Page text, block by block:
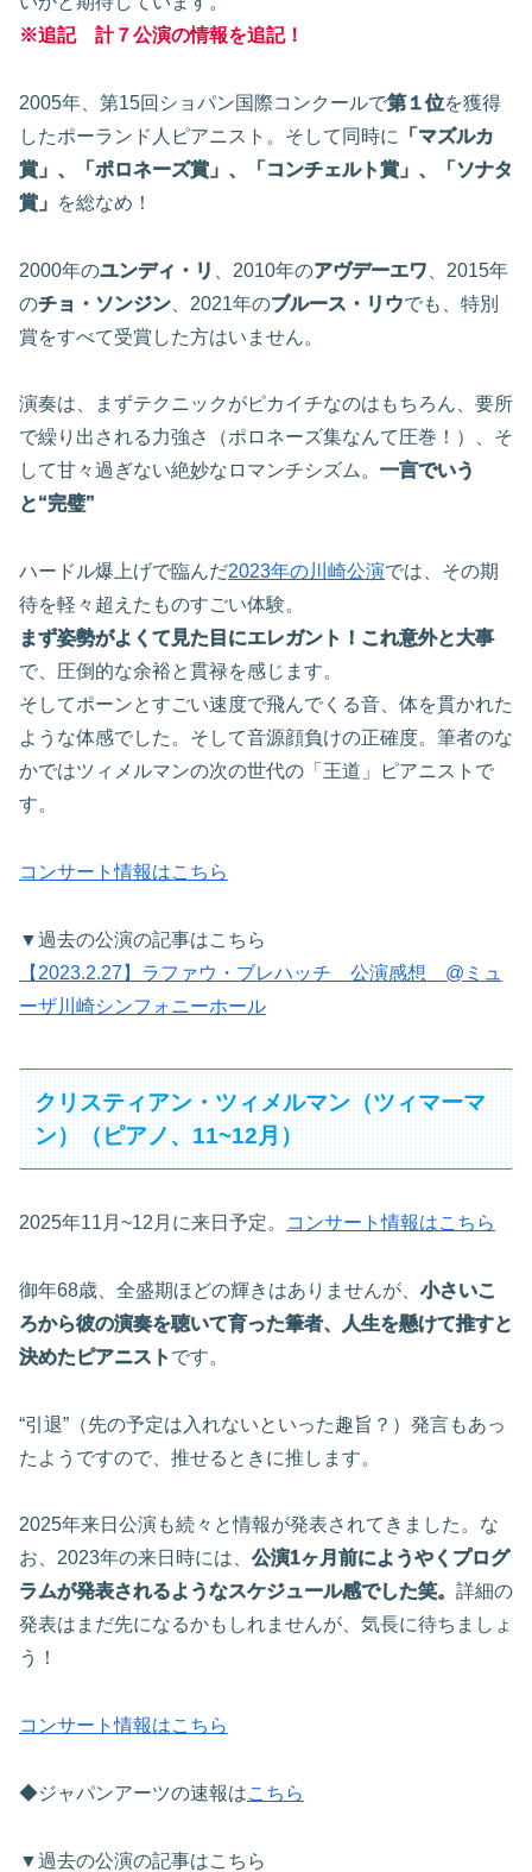
※追記 計７公演の情報を追記！
2005年、第15回ショパン国際コンクールで第１位を獲得
したポーランド人ピアニスト。そして同時に
「マズルカ
賞」、「ポロネーズ賞」、「コンチェルト賞」、「ソナタ
賞」 を総なめ！
2000年のユンディ・リ 、2010年のアヴデーエワ 、2015年
のチョ・ソンジン 、2021年のブルース・リウでも、特別
賞をすべて受賞した方はいません。
演奏は、まずテクニックがピカイチなのはもちろん、要所
で繰り出される力強さ（ポロネーズ集なんて圧巻！）、そ
して甘々過ぎない絶妙なロマンチシズム。 一言でいう
と“完璧”
ハードル爆上げで臨んだ2023年の川崎公演では、その期
待を軽々超えたものすごい体験。
まず姿勢がよくて見た目にエレガント！これ意外と大事
で、圧倒的な余裕と貫禄を感じます。
そしてポーンとすごい速度で飛んでくる音、体を貫かれた
ような体感でした。そして音源顔負けの正確度。筆者のな
かではツィメルマンの次の世代の「王道」ピアニストで
す。
コンサート情報はこちら
▼過去の公演の記事はこちら
【2023.2.27】ラファウ・ブレハッチ 公演感想 @ミュ
ーザ川崎シンフォニーホール
クリスティアン・ツィメルマン（ツィマーマ
ン）（ピアノ、11~12月）
2025年11月~12月に来日予定。 コンサート情報はこちら
御年68歳、全盛期ほどの輝きはありませんが、小さいこ
ろから彼の演奏を聴いて育った筆者、人生を懸けて推すと
決めたピアニストです。
“引退”（先の予定は入れないといった趣旨？）発言もあっ
たようですので、推せるときに推します。
2025年来日公演も続々と情報が発表されてきました。な
お、2023年の来日時には、公演1ヶ月前にようやくプログ
ラムが発表されるようなスケジュール感でした笑。 詳細の
発表はまだ先になるかもしれませんが、気長に待ちましょ
う！
コンサート情報はこちら
◆ジャパンアーツの速報はこちら
▼過去の公演の記事はこちら